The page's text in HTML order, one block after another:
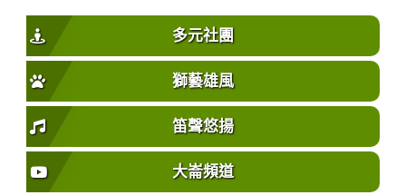
多元社團
獅藝雄風
笛聲悠揚
大崙頻道